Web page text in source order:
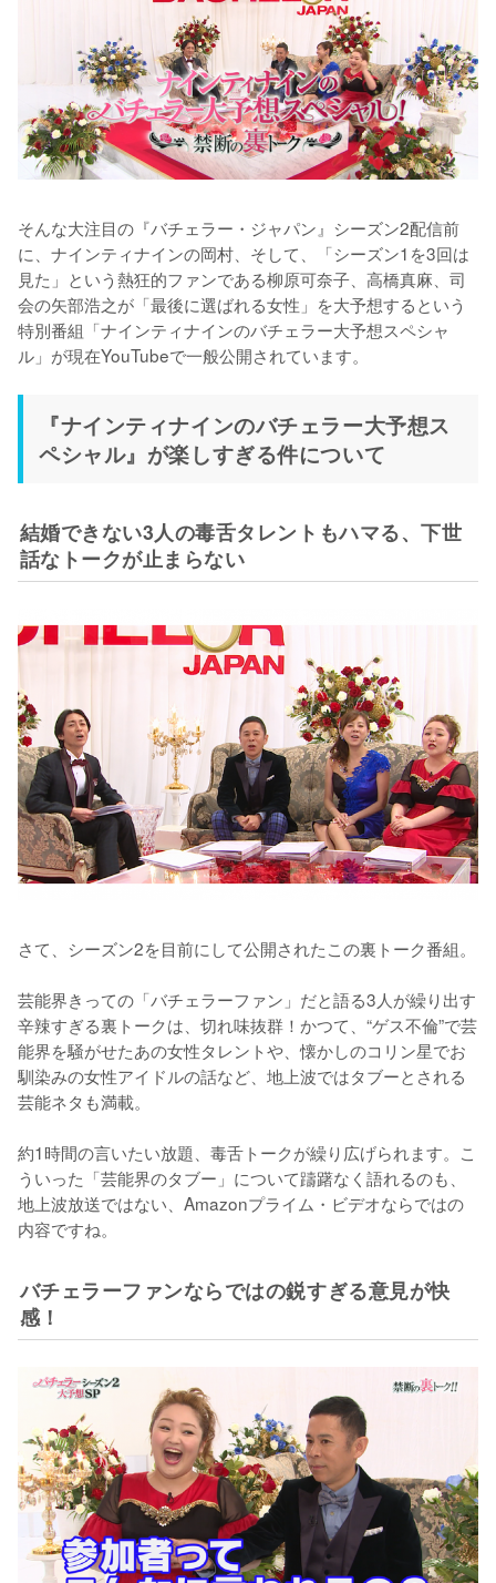
そんな大注目の『バチェラー・ジャパン』シーズン2配信前
に、ナインティナインの岡村、そして、「シーズン1を3回は
見た」という熱狂的ファンである柳原可奈子、高橋真麻、司
会の矢部浩之が「最後に選ばれる女性」を大予想するという
特別番組「ナインティナインのバチェラー大予想スペシャ
ル」が現在YouTubeで一般公開されています。
『ナインティナインのバチェラー大予想ス
ペシャル』が楽しすぎる件について
結婚できない3人の毒舌タレントもハマる、下世
話なトークが止まらない
さて、シーズン2を目前にして公開されたこの裏トーク番組。
芸能界きっての「バチェラーファン」だと語る3人が繰り出す
辛辣すぎる裏トークは、切れ味抜群！かつて、“ゲス不倫”で芸
能界を騒がせたあの女性タレントや、懐かしのコリン星でお
馴染みの女性アイドルの話など、地上波ではタブーとされる
芸能ネタも満載。
約1時間の言いたい放題、毒舌トークが繰り広げられます。こ
ういった「芸能界のタブー」について躊躇なく語れるのも、
地上波放送ではない、Amazonプライム・ビデオならではの
バチェラーファンならではの鋭すぎる意見が快
感！